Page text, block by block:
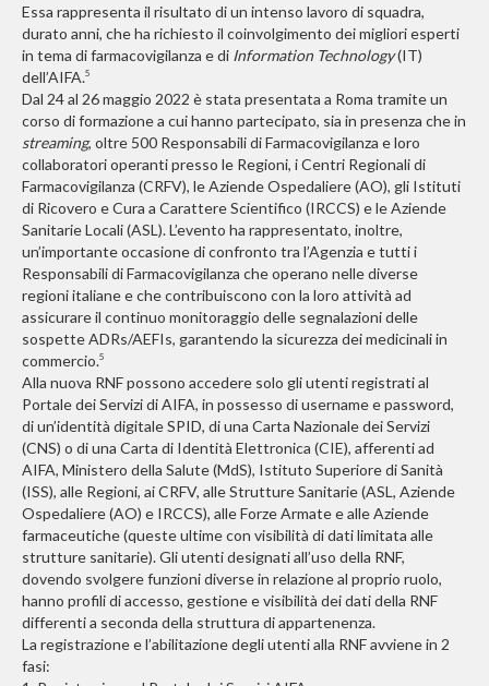
Essa rappresenta il risultato di un intenso lavoro di squadra,
durato anni, che ha richiesto il coinvolgimento dei migliori esperti
in tema di farmacovigilanza e di Information Technology(IT)
dell’AIFA.5
Dal 24 al 26 maggio 2022 è stata presentata a Roma tramite un
corso di formazione a cui hanno partecipato, sia in presenza che in
streaming, oltre 500 Responsabili di Farmacovigilanza e loro
collaboratori operanti presso le Regioni, i Centri Regionali di
Farmacovigilanza (CRFV), le Aziende Ospedaliere (AO), gli Istituti
di Ricovero e Cura a Carattere Scientifico (IRCCS) e le Aziende
Sanitarie Locali (ASL). L’evento ha rappresentato, inoltre,
un’importante occasione di confronto tra l’Agenzia e tutti i
Responsabili di Farmacovigilanza che operano nelle diverse
regioni italiane e che contribuiscono con la loro attività ad
assicurare il continuo monitoraggio delle segnalazioni delle
sospette ADRs/AEFIs, garantendo la sicurezza dei medicinali in
commercio.5
Alla nuova RNF possono accedere solo gli utenti registrati al
Portale dei Servizi di AIFA, in possesso di username e password,
di un’identità digitale SPID, di una Carta Nazionale dei Servizi
(CNS) o di una Carta di Identità Elettronica (CIE), afferenti ad
AIFA, Ministero della Salute (MdS), Istituto Superiore di Sanità
(ISS), alle Regioni, ai CRFV, alle Strutture Sanitarie (ASL, Aziende
Ospedaliere (AO) e IRCCS), alle Forze Armate e alle Aziende
farmaceutiche (queste ultime con visibilità di dati limitata alle
strutture sanitarie). Gli utenti designati all’uso della RNF,
dovendo svolgere funzioni diverse in relazione al proprio ruolo,
hanno profili di accesso, gestione e visibilità dei dati della RNF
differenti a seconda della struttura di appartenenza.
La registrazione e l’abilitazione degli utenti alla RNF avviene in 2
fasi: